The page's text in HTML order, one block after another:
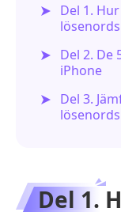
Del 1.
Del 2.
iPhone
Del 3.
Del 1.